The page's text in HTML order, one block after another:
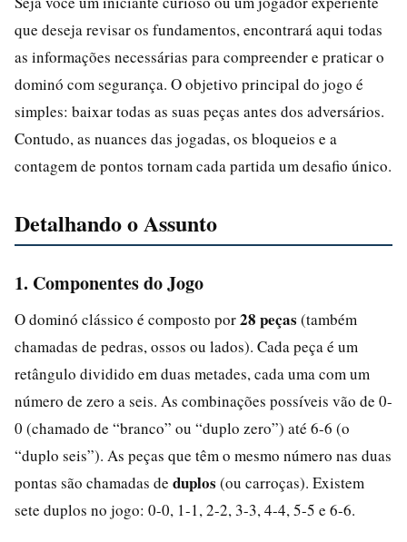
que deseja revisar os fundamentos, encontrará aqui todas
as informações necessárias para compreender e praticar o
dominó com segurança. O objetivo principal do jogo é
simples: baixar todas as suas peças antes dos adversários.
Contudo, as nuances das jogadas, os bloqueios e a
contagem de pontos tornam cada partida um desafio único.
Detalhando o Assunto
1. Componentes do Jogo
O dominó clássico é composto por28 peças (também
chamadas de pedras, ossos ou lados). Cada peça é um
retângulo dividido em duas metades, cada uma com um
número de zero a seis. As combinações possíveis vão de 0-
0 (chamado de “branco” ou “duplo zero”) até 6-6 (o
“duplo seis”). As peças que têm o mesmo número nas duas
pontas são chamadas de duplos (ou carroças). Existem
sete duplos no jogo: 0-0, 1-1, 2-2, 3-3, 4-4, 5-5 e 6-6.